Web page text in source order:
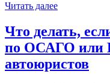
Читать далее
Что делать,
по ОСАГО или
автоюристов